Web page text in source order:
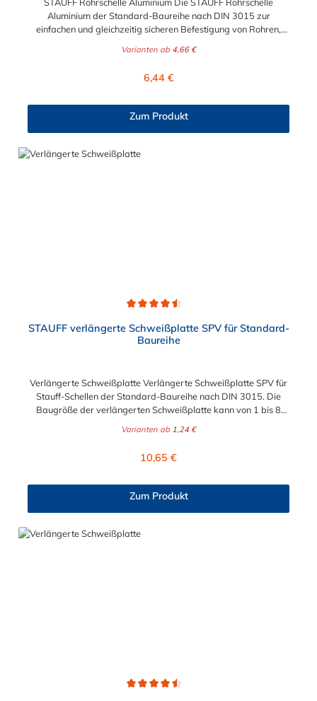
STAUFF Rohrschelle Aluminium Die STAUFF Rohrschelle
Aluminium der Standard-Baureihe nach DIN 3015 zur
einfachen und gleichzeitig sicheren Befestigung von Rohren,
der Rohrschelle Aluminium ist von 4 mm bis 76,1 mm wählbar.
110
Varianten ab 4,66 €
Regulärer Preis:
6,44 €
Zum Produkt
STAUFF verlängerte Schweißplatte SPV für Standard-
Baureihe
Verlängerte Schweißplatte Verlängerte Schweißplatte SPV für
Stauff-Schellen der Standard-Baureihe nach DIN 3015. Die
Baugröße der verlängerten Schweißplatte kann von 1 bis 8
Varianten ab 1,24 €
Regulärer Preis:
10,65 €
Zum Produkt